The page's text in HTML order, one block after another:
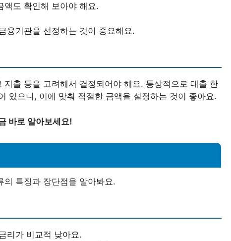
액도 확인해 보아야 해요.
융기관을 선정하는 것이 중요해요.
출 등을 고려해서 결정되어야 해요. 통상적으로 대출 한
있으니, 이에 맞춰 적절한 금액을 설정하는 것이 좋아요.
바로 알아보세요!
의 특징과 장단점을 알아봐요.
리가 비교적 낮아요.